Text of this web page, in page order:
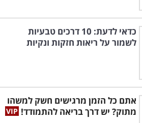
כדאי לדעת: 10 דרכים טבעיות
לשמור על ריאות חזקות ונקיות
אתם כל הזמן מרגישים חשק למשהו
מתוק? יש דרך בריאה להתמודד!